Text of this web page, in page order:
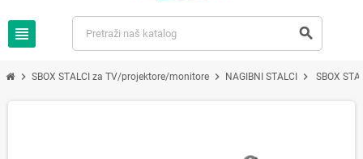
view_headline search
chevron_right SBOX STALCI za TV/projektore/monitore chevron_right NAGIBNI STALCI chevron_right SBOX